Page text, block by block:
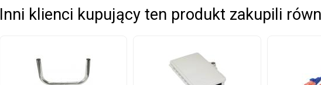
Inni klienci kupujący ten produkt zakupili